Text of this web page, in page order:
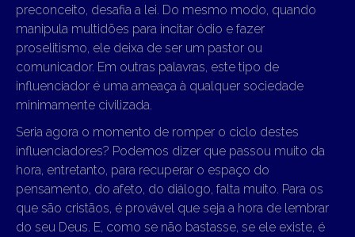
preconceito, desafia a lei. Do mesmo modo, quando
manipula multidões para incitar ódio e fazer
proselitismo, ele deixa de ser um pastor ou
comunicador. Em outras palavras, este tipo de
influenciador é uma ameaça à qualquer sociedade
minimamente civilizada.
Seria agora o momento de romper o ciclo destes
influenciadores? Podemos dizer que passou muito da
hora, entretanto, para recuperar o espaço do
pensamento, do afeto, do diálogo, falta muito. Para os
que são cristãos, é provável que seja a hora de lembrar
do seu Deus. E, como se não bastasse, se ele existe, é